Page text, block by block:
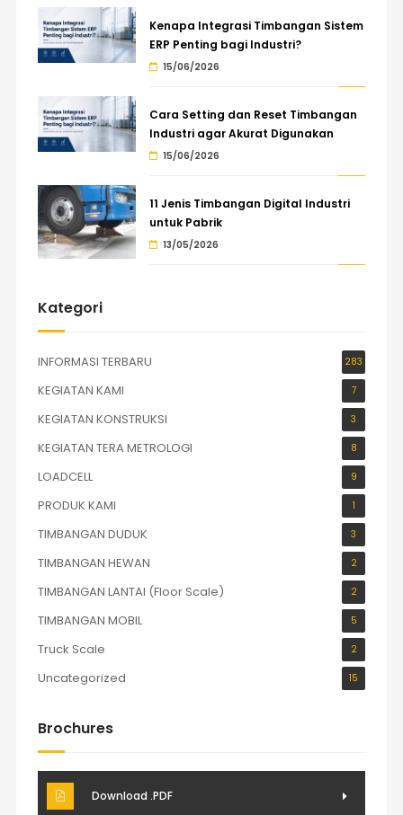
Kenapa Integrasi Timbangan Sistem
ERP Penting bagi Industri?
15/06/2026
Cara Setting dan Reset Timbangan
Industri agar Akurat Digunakan
15/06/2026
11 Jenis Timbangan Digital Industri
untuk Pabrik
13/05/2026
Kategori
INFORMASI TERBARU 283
KEGIATAN KAMI 7
KEGIATAN KONSTRUKSI 3
KEGIATAN TERA METROLOGI 8
LOADCELL 9
PRODUK KAMI 1
TIMBANGAN DUDUK 3
TIMBANGAN HEWAN 2
TIMBANGAN LANTAI (Floor Scale) 2
TIMBANGAN MOBIL 5
Truck Scale 2
Uncategorized 15
Brochures
Download .PDF